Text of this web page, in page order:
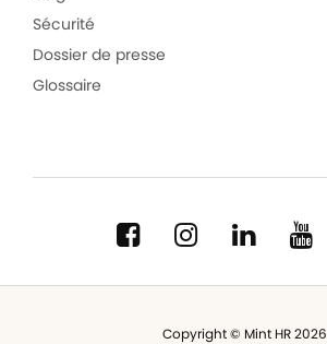
Sécurité
Dossier de presse
Glossaire
Copyright © Mint HR 2026